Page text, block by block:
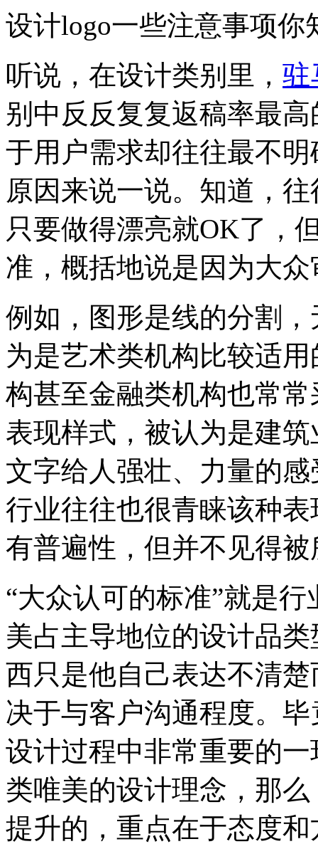
设计logo一些注意事项你
听说，在设计类别里， 驻
别中反反复复返稿率最
于用户需求却往往最不
原因来说一说。知道，
只要做得漂亮就OK了，
准，概括地说是因为大
例如，图形是线的分割
为是艺术类机构比较适
构甚至金融类机构也常
表现样式，被认为是建
文字给人强壮、力量的
行业往往也很青睐该种
有普遍性，但并不见得
“大众认可的标准”就是
美占主导地位的设计品
西只是他自己表达不清
决于与客户沟通程度。
设计过程中非常重要的
类唯美的设计理念，那
提升的，重点在于态度和